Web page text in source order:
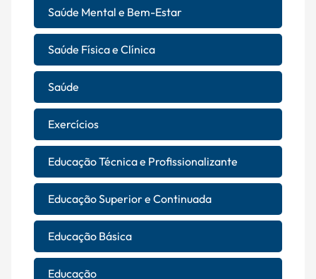
Saúde Mental e Bem-Estar
Saúde Física e Clínica
Saúde
Exercícios
Educação Técnica e Profissionalizante
Educação Superior e Continuada
Educação Básica
Educação